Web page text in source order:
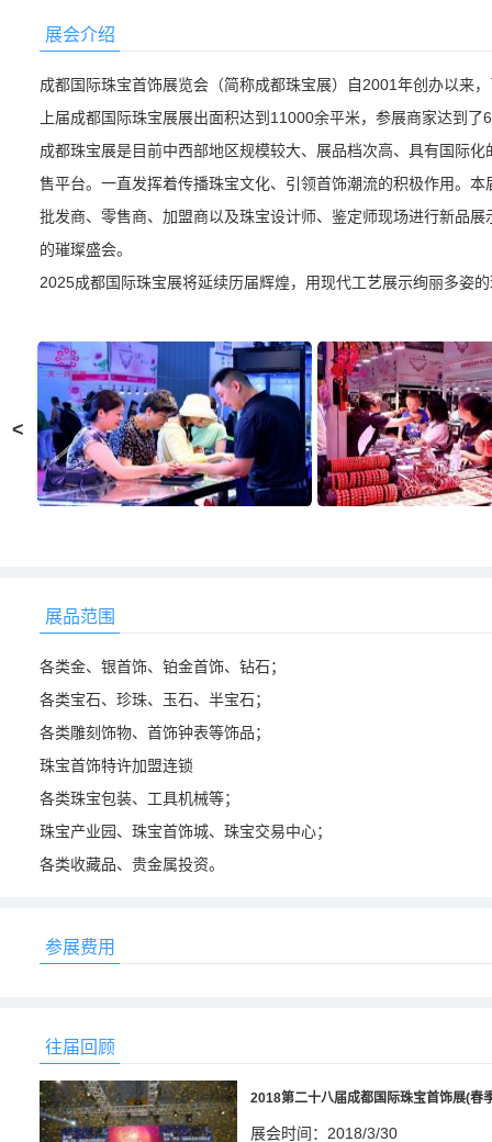
展会介绍
成都国际珠宝首饰展览会（简称成都珠宝展）自2001年创办以来
上届成都国际珠宝展展出面积达到11000余平米，参展商家达到
成都珠宝展是目前中西部地区规模较大、展品档次高、具有国际
售平台。一直发挥着传播珠宝文化、引领首饰潮流的积极作用。
批发商、零售商、加盟商以及珠宝设计师、鉴定师现场进行新品
的璀璨盛会。
2025成都国际珠宝展将延续历届辉煌，用现代工艺展示绚丽多姿
<
展品范围
各类金、银首饰、铂金首饰、钻石；
各类宝石、珍珠、玉石、半宝石；
各类雕刻饰物、首饰钟表等饰品；
珠宝首饰特许加盟连锁
各类珠宝包装、工具机械等；
珠宝产业园、珠宝首饰城、珠宝交易中心；
各类收藏品、贵金属投资。
参展费用
往届回顾
2018第二十八届成都国际珠宝首饰展(春
展会时间：2018/3/30